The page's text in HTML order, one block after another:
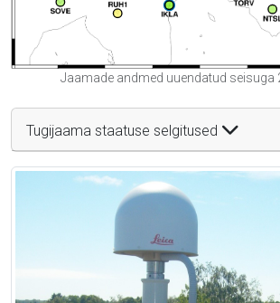
Jaamade andmed uuendatud seisuga
Tugijaama staatuse selgitused